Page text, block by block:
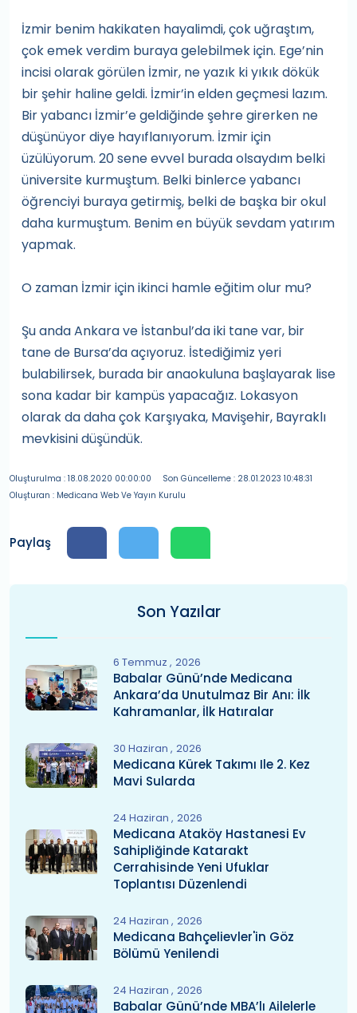
İzmir benim hakikaten hayalimdi, çok uğraştım,
çok emek verdim buraya gelebilmek için. Ege’nin
incisi olarak görülen İzmir, ne yazık ki yıkık dökük
bir şehir haline geldi. İzmir’in elden geçmesi lazım.
Bir yabancı İzmir’e geldiğinde şehre girerken ne
düşünüyor diye hayıflanıyorum. İzmir için
üzülüyorum. 20 sene evvel burada olsaydım belki
üniversite kurmuştum. Belki binlerce yabancı
öğrenciyi buraya getirmiş, belki de başka bir okul
daha kurmuştum. Benim en büyük sevdam yatırım
yapmak.
O zaman İzmir için ikinci hamle eğitim olur mu?
Şu anda Ankara ve İstanbul’da iki tane var, bir
tane de Bursa’da açıyoruz. İstediğimiz yeri
bulabilirsek, burada bir anaokuluna başlayarak lise
sona kadar bir kampüs yapacağız. Lokasyon
olarak da daha çok Karşıyaka, Mavişehir, Bayraklı
mevkisini düşündük.
Oluşturulma : 18.08.2020 00:00:00
Son Güncelleme : 28.01.2023 10:48:31
Oluşturan : Medicana Web Ve Yayın Kurulu
Paylaş
Son Yazılar
6 Temmuz 2026
Babalar Günü’nde Medicana
Ankara’da Unutulmaz Bir Anı: İlk
Kahramanlar, İlk Hatıralar
30 Haziran 2026
Medicana Kürek Takımı Ile 2. Kez
Mavi Sularda
24 Haziran 2026
Medicana Ataköy Hastanesi Ev
Sahipliğinde Katarakt
Cerrahisinde Yeni Ufuklar
Toplantısı Düzenlendi
24 Haziran 2026
Medicana Bahçelievler'in Göz
Bölümü Yenilendi
24 Haziran 2026
Babalar Günü’nde MBA’lı Ailelerle